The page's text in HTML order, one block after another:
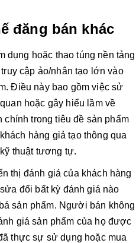
đăng bán khác
dụng hoặc thao túng nền tảng
cập ảo/nhân tạo lớn vào
Điều này bao gồm việc sử
hoặc gây hiểu lầm về
trong tiêu đề sản phẩm
hàng giả tạo thông qua
thuật tương tự.
thị đánh giá của khách hàng
đổi bất kỳ đánh giá nào
sản phẩm. Người bán không
giá sản phẩm của họ được
thực sự sử dụng hoặc mua